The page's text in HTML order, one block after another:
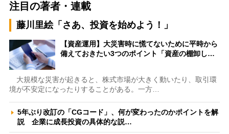
注目の著者・連載
藤川里絵「さあ、投資を始めよう！」
【資産運用】大災害時に慌てないために平時から
備えておきたい3つのポイント「資産の棚卸し…
大規模な災害が起きると、株式市場が大きく動いたり、取引環
境が不安定になったりすることがある。一方…
5年ぶり改訂の「CGコード」、何が変わったのかポイントを解
説 企業に成長投資の具体的な説…